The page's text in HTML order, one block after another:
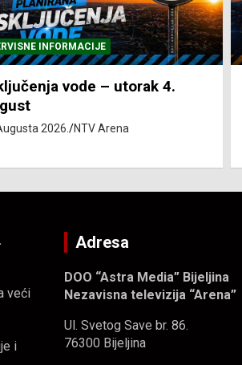
INFORMACIJE
el. energije – utorak
2026. NTV Arena
veći
i
Adresa
DOO “Astra Media” Bijeljina
Nezavisna televizija “Arena”
Ul. Svetog Save br. 86.
76300 Bijeljina